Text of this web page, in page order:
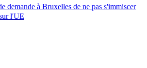
demande à Bruxelles de ne pas s'immiscer
l'UE